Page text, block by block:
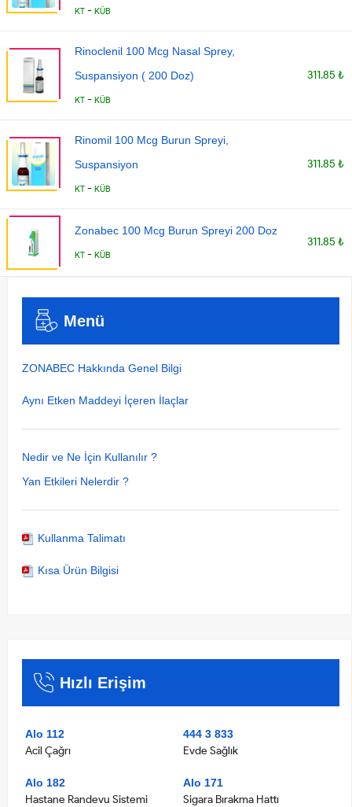
KT - KÜB
Rinoclenil 100 Mcg Nasal Sprey,
Suspansiyon ( 200 Doz)
KT - KÜB
311.85 ₺
Rinomil 100 Mcg Burun Spreyi,
Suspansiyon
KT - KÜB
311.85 ₺
Zonabec 100 Mcg Burun Spreyi 200 Doz
KT - KÜB
311.85 ₺
Menü
ZONABEC Hakkında Genel Bilgi
Aynı Etken Maddeyi İçeren İlaçlar
Nedir ve Ne İçin Kullanılır ?
Yan Etkileri Nelerdir ?
Kullanma Talimatı
Kısa Ürün Bilgisi
Hızlı Erişim
Alo 112
Acil Çağrı
444 3 833
Evde Sağlık
Alo 182
Hastane Randevu Sistemi
Alo 171
Sigara Bırakma Hattı